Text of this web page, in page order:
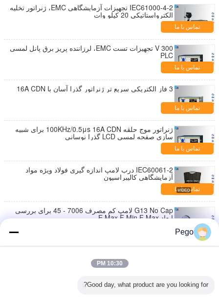
IEC61000-4-2 تجهیزات آزمایشگاهی EMC، ژنراتور تخلیه
الکترواستاتیکی 20 کیلو وات
تماس با ما
300 V تجهیزات تست EMC، لرزاننده پریز برق پانل لمسی
PLC
تماس با ما
3 فاز الکتریکی سریع تر ژنراتور گذرا آسان با 16A CDN
تماس با ما
ژنراتور موج حلقه 100KHz/0.5μs 16A CDN برای شبیه
سازی صفحه لمسی LCD گذرا نوسانی
تماس با ما
IEC60061-2 درب لامپ اندازه گیری فولاد ویژه مواد
آزمایشگاهی کالیبراسیون
تماس با ما
G13 No Cap لامپ کم مصرف 7006 - 45 برای بررسی
ابعاد E Max F Min F Max
تماس با ما
Pego
10:30 PM
Good day, what product are you looking for?